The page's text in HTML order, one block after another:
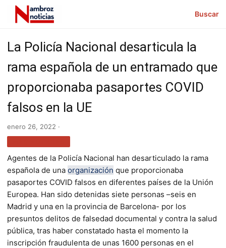
Buscar
La Policía Nacional desarticula la
rama española de un entramado que
proporcionaba pasaportes COVID
falsos en la UE
enero 26, 2022 ·
Agentes de la Policía Nacional han desarticulado la rama
española de una organización que proporcionaba
pasaportes COVID falsos en diferentes países de la Unión
Europea. Han sido detenidas siete personas –seis en
Madrid y una en la provincia de Barcelona- por los
presuntos delitos de falsedad documental y contra la salud
pública, tras haber constatado hasta el momento la
inscripción fraudulenta de unas 1600 personas en el